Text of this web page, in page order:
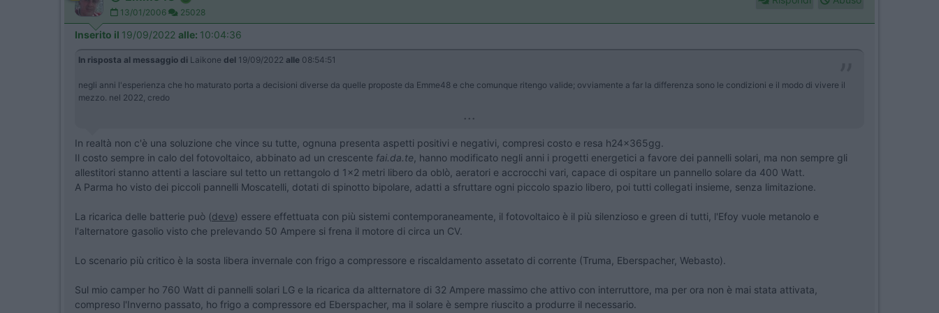
13/01/2006 25028
Inserito il 19/09/2022 alle: 10:04:36
In risposta al messaggio di Laikone del 19/09/2022 alle 08:54:51
negli anni l'esperienza che ho maturato porta a decisioni diverse da quelle proposte da Emme48 e che comunque ritengo valide; ovviamente a far la differenza sono le condizioni e il modo di vivere il
mezzo. nel 2022, credo
...
In realtà non c'è una soluzione che vince su tutte, ognuna presenta aspetti positivi e negativi, compresi costo e resa h24x365gg.
Il costo sempre in calo del fotovoltaico, abbinato ad un crescente fai.da.te , hanno modificato negli anni i progetti energetici a favore dei pannelli solari, ma non sempre gli
allestitori stanno attenti a lasciare sul tetto un rettangolo d 1x2 metri libero da oblò, aeratori e accrocchi vari, capace di ospitare un pannello solare da 400 Watt.
A Parma ho visto dei piccoli pannelli Moscatelli, dotati di spinotto bipolare, adatti a sfruttare ogni piccolo spazio libero, poi tutti collegati insieme, senza limitazione.
La ricarica delle batterie può (deve) essere effettuata con più sistemi contemporaneamente, il fotovoltaico è il più silenzioso e green di tutti, l'Efoy vuole metanolo e
l'alternatore gasolio visto che prelevando 50 Ampere si frena il motore di circa un CV.
Lo scenario più critico è la sosta libera invernale con frigo a compressore e riscaldamento assetato di corrente (Truma, Eberspacher, Webasto).
Sul mio camper ho 760 Watt di pannelli solari LG e la ricarica da altternatore di 32 Ampere massimo che attivo con interruttore, ma per ora non è mai stata attivata,
compreso l'Inverno passato, ho frigo a compressore ed Eberspacher, ma il solare è sempre riuscito a produrre il necessario.